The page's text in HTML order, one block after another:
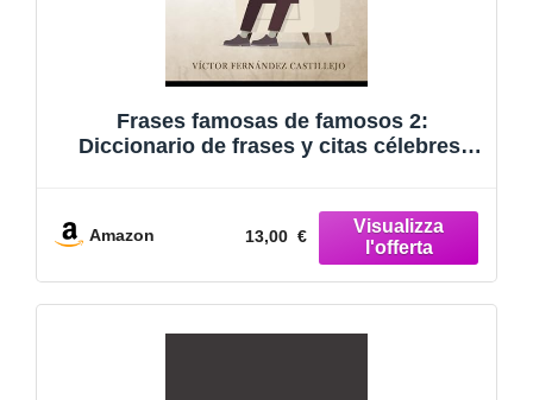
Frases famosas de famosos 2:
Diccionario de frases y citas célebres:
Amazon 13,00 €